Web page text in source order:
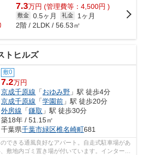
7.3万円 (管理費等：4,500円 )
敷金 0.5ヶ月 礼金
1ヶ月
2階 / 2LDK / 56.53㎡
トヒルズ
敷0
7.2万円
京成千原線 「おゆみ野 」駅 徒歩4分
京成千原線 「学園前 」駅 徒歩20分
外房線 「鎌取 」駅 徒歩30分
築18年 / 51.15㎡
千葉県千葉市緑区椎名崎町681
できる通風良好なアパート。自走式駐車場があ
敷地内ゴミ置き場が付いています。インターネ